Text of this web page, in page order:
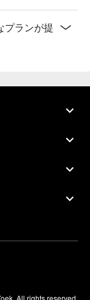
ランが提
All rights reserved.